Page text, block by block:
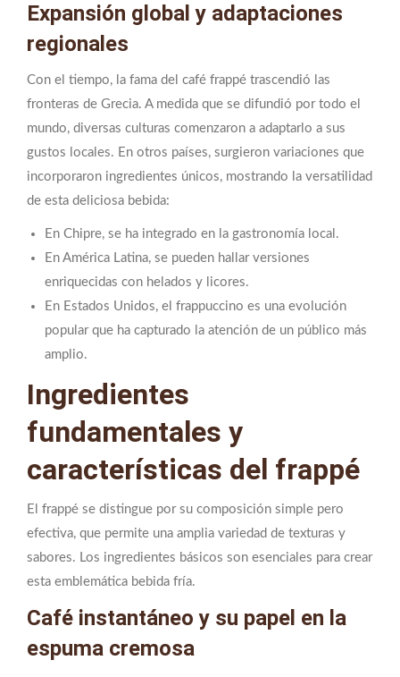
Expansión global y adaptaciones
regionales
Con el tiempo, la fama del café frappé trascendió las
fronteras de Grecia. A medida que se difundió por todo el
mundo, diversas culturas comenzaron a adaptarlo a sus
gustos locales. En otros países, surgieron variaciones que
incorporaron ingredientes únicos, mostrando la versatilidad
de esta deliciosa bebida:
En Chipre, se ha integrado en la gastronomía local.
En América Latina, se pueden hallar versiones
enriquecidas con helados y licores.
En Estados Unidos, el frappuccino es una evolución
popular que ha capturado la atención de un público más
amplio.
Ingredientes
fundamentales y
características del frappé
El frappé se distingue por su composición simple pero
efectiva, que permite una amplia variedad de texturas y
sabores. Los ingredientes básicos son esenciales para crear
esta emblemática bebida fría.
Café instantáneo y su papel en la
espuma cremosa